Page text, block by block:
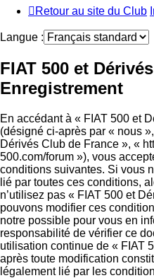
Retour au site du Club
Langue :
FIAT 500 et
Enregistrement
En accédant à « FIAT 500 et
(désigné ci-après par « nous
Dérivés Club de France », «
500.com/forum »), vous
conditions suivantes. Si vous
lié par toutes ces conditions,
n’utilisez pas « FIAT 500 et
pouvons modifier ces
notre possible pour vous en
responsabilité de vérifier ce
utilisation continue de « FIAT
après toute modification
légalement lié par les